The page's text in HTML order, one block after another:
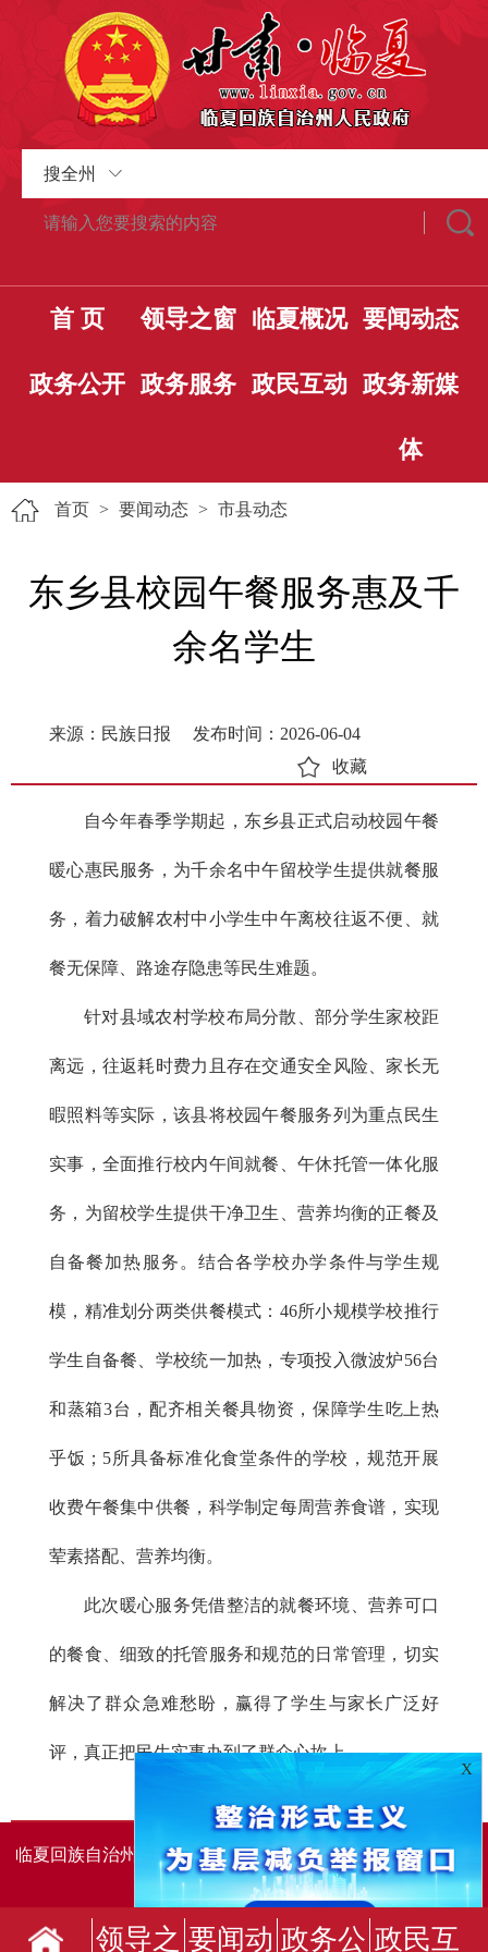
搜全州
首 页 领导之窗 临夏概况 要闻动态
政务公开 政务服务 政民互动 政务新媒
体
首页 > 要闻动态 > 市县动态
东乡县校园午餐服务惠及千
余名学生
来源：民族日报
发布时间：2026-06-04
收藏
自今年春季学期起，东乡县正式启动校园午餐
暖心惠民服务，为千余名中午留校学生提供就餐服
务，着力破解农村中小学生中午离校往返不便、就
餐无保障、路途存隐患等民生难题。
针对县域农村学校布局分散、部分学生家校距
离远，往返耗时费力且存在交通安全风险、家长无
暇照料等实际，该县将校园午餐服务列为重点民生
实事，全面推行校内午间就餐、午休托管一体化服
务，为留校学生提供干净卫生、营养均衡的正餐及
自备餐加热服务。结合各学校办学条件与学生规
模，精准划分两类供餐模式：46所小规模学校推行
学生自备餐、学校统一加热，专项投入微波炉56台
和蒸箱3台，配齐相关餐具物资，保障学生吃上热
乎饭；5所具备标准化食堂条件的学校，规范开展
收费午餐集中供餐，科学制定每周营养食谱，实现
荤素搭配、营养均衡。
此次暖心服务凭借整洁的就餐环境、营养可口
的餐食、细致的托管服务和规范的日常管理，切实
解决了群众急难愁盼，赢得了学生与家长广泛好
评，真正把民生实事办到了群众心坎上。
临夏回族自治州人民政府办公室主办 临夏回族自治州人民政
府信息中心承办
领导之 要闻动 政务公 政民互
X